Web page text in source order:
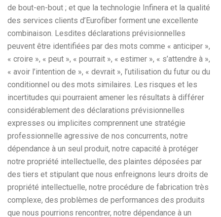
de bout-en-bout ; et que la technologie Infinera et la qualité
des services clients d’Eurofiber forment une excellente
combinaison. Lesdites déclarations prévisionnelles
peuvent être identifiées par des mots comme « anticiper »,
« croire », « peut », « pourrait », « estimer », « s’attendre à »,
« avoir l’intention de », « devrait », l’utilisation du futur ou du
conditionnel ou des mots similaires. Les risques et les
incertitudes qui pourraient amener les résultats à différer
considérablement des déclarations prévisionnelles
expresses ou implicites comprennent une stratégie
professionnelle agressive de nos concurrents, notre
dépendance à un seul produit, notre capacité à protéger
notre propriété intellectuelle, des plaintes déposées par
des tiers et stipulant que nous enfreignons leurs droits de
propriété intellectuelle, notre procédure de fabrication très
complexe, des problèmes de performances des produits
que nous pourrions rencontrer, notre dépendance à un